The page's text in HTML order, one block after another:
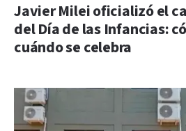
Javier Milei oficializó el
del Día de las Infancias:
cuándo se celebra